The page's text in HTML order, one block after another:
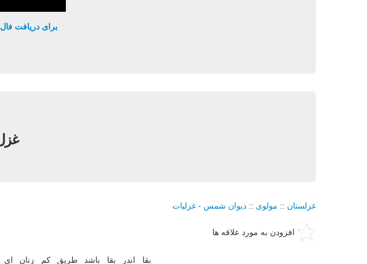
برای دریافت
غزل
غزلستان :: مولوی :: دیوان شمس - غزلیات
افزودن به مورد علاقه ها
بقا اندر بقا باشد طریق كم زنان